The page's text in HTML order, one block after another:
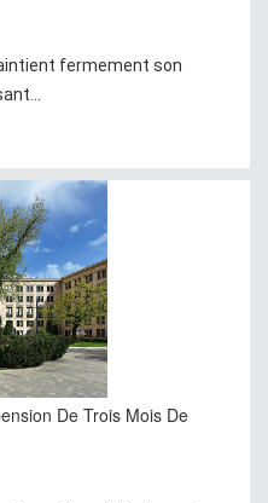
fermement son
De Trois Mois De